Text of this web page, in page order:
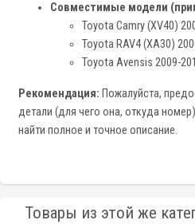
Совместимые модели
Toyota Camry (XV40)
Toyota RAV4 (XA30)
Toyota Avensis 2009-
Рекомендация: Пожалуйста,
детали (для чего она, откуда
найти полное и точное описание.
Товары из этой же